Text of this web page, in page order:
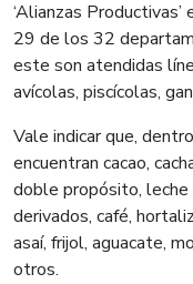
‘Alianzas
29 de los 32
este son atendidas
avícolas, piscícolas,
Vale indicar que,
encuentran cacao,
doble propósito, leche
derivados, café,
asaí, frijol, aguacate,
otros.